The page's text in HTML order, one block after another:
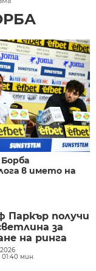
в името на
Паркър получи
за
на ринга
мин.